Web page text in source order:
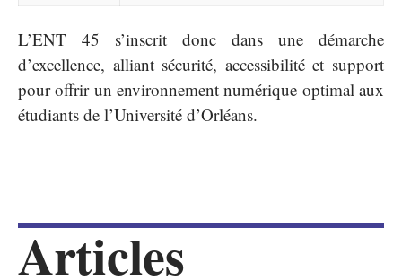
L’ENT 45 s’inscrit donc dans une démarche
d’excellence, alliant sécurité, accessibilité et support
pour offrir un environnement numérique optimal aux
étudiants de l’Université d’Orléans.
Articles